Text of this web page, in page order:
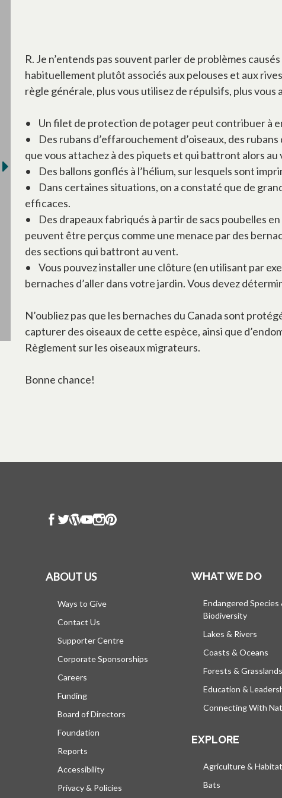
R. Je n’entends pas souvent parler de problèmes
habituellement plutôt associés aux pelouses et aux
règle générale, plus vous utilisez de répulsifs, plus vous
• Un filet de protection de potager peut contribuer à
• Des rubans d’effarouchement d’oiseaux, des
que vous attachez à des piquets et qui battront alors
• Des ballons gonflés à l’hélium, sur lesquels sont
• Dans certaines situations, on a constaté que de
efficaces.
• Des drapeaux fabriqués à partir de sacs poubelles
peuvent être perçus comme une menace par des
des sections qui battront au vent.
• Vous pouvez installer une clôture (en utilisant par
bernaches d’aller dans votre jardin. Vous devez
N’oubliez pas que les bernaches du Canada sont
capturer des oiseaux de cette espèce, ainsi que
Règlement sur les oiseaux migrateurs.
Bonne chance!
ABOUT US
Ways to Give
Contact Us
Supporter Centre
Corporate Sponsorships
Careers
Funding
Board of Directors
Foundation
Reports
Accessibility
Privacy & Policies
WHAT WE DO
Endangered Species
Biodiversity
Lakes & Rivers
Coasts & Oceans
Forests & Grasslands
Education &
Connecting With
EXPLORE
Agriculture & Habitat
Bats